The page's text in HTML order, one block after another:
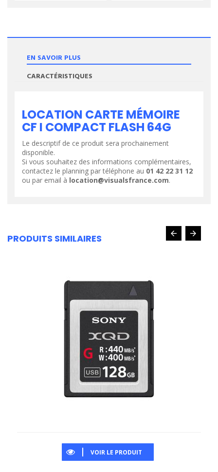
EN SAVOIR PLUS
CARACTÉRISTIQUES
LOCATION CARTE MÉMOIRE
CF I COMPACT FLASH 64G
Le descriptif de ce produit sera prochainement
disponible.
Si vous souhaitez des informations complémentaires,
contactez le planning par téléphone au 01 42 22 31 12
ou par email à location@visualsfrance.com.
PRODUITS SIMILAIRES
VOIR LE PRODUIT